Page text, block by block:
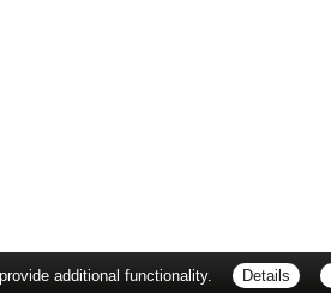
additional functionality. Details